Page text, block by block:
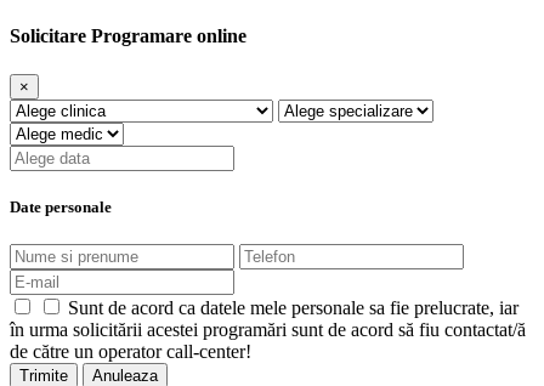
Solicitare Programare online
×
Date personale
Sunt de acord ca datele mele personale sa fie prelucrate, iar
în urma solicitării acestei programări sunt de acord să fiu contactat/ă
de către un operator call-center!
Trimite Anuleaza